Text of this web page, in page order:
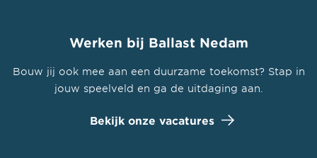
Werken bij Ballast Nedam
Bouw jij ook mee aan een duurzame toekomst? Stap in
jouw speelveld en ga de uitdaging aan.
Bekijk onze vacatures